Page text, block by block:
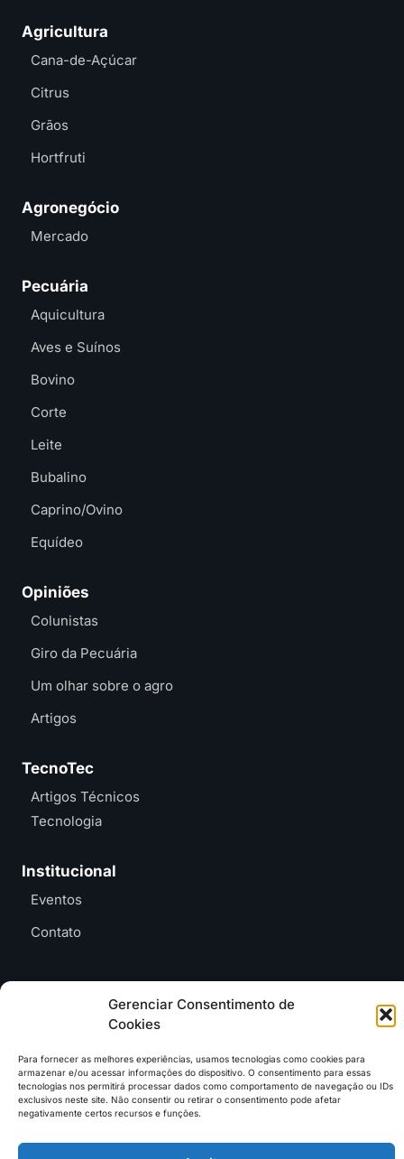
Gerenciar Consentimento de
Cookies
Para fornecer as melhores experiências, usamos tecnologias como cookies para
armazenar e/ou acessar informações do dispositivo. O consentimento para essas
tecnologias nos permitirá processar dados como comportamento de navegação ou IDs
exclusivos neste site. Não consentir ou retirar o consentimento pode afetar
negativamente certos recursos e funções.
Agricultura
Cana-de-Açúcar
Citrus
Grãos
Hortfruti
Agronegócio
Mercado
Pecuária
Aquicultura
Aves e Suínos
Bovino
Corte
Leite
Bubalino
Caprino/Ovino
Equídeo
Opiniões
Colunistas
Giro da Pecuária
Um olhar sobre o agro
Artigos
TecnoTec
Artigos Técnicos
Tecnologia
Institucional
Eventos
Contato
Entre em contato e
contato@mundoagrobrasil.com.br
DownloadMidiaKit